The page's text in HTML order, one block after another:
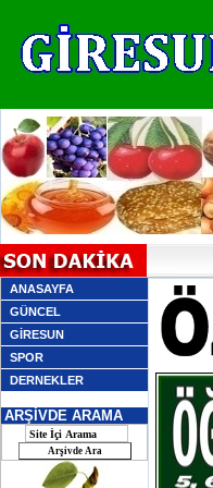
ANASAYFA
GÜNCEL
GİRESUN
SPOR
DERNEKLER
ARŞİVDE ARAMA